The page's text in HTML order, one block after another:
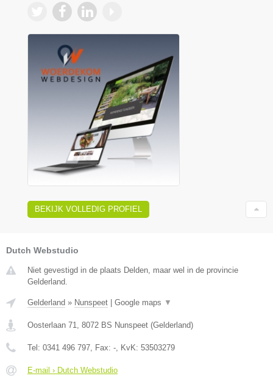
BEKIJK VOLLEDIG PROFIEL
Dutch Webstudio
Niet gevestigd in de plaats Delden, maar wel in de provincie
Gelderland.
Gelderland » Nunspeet Google maps ▼
Oosterlaan 71 8072 BS Nunspeet (Gelderland)
Tel: 0341 496 797 , Fax: - , KvK: 53503279
E-mail › Dutch Webstudio